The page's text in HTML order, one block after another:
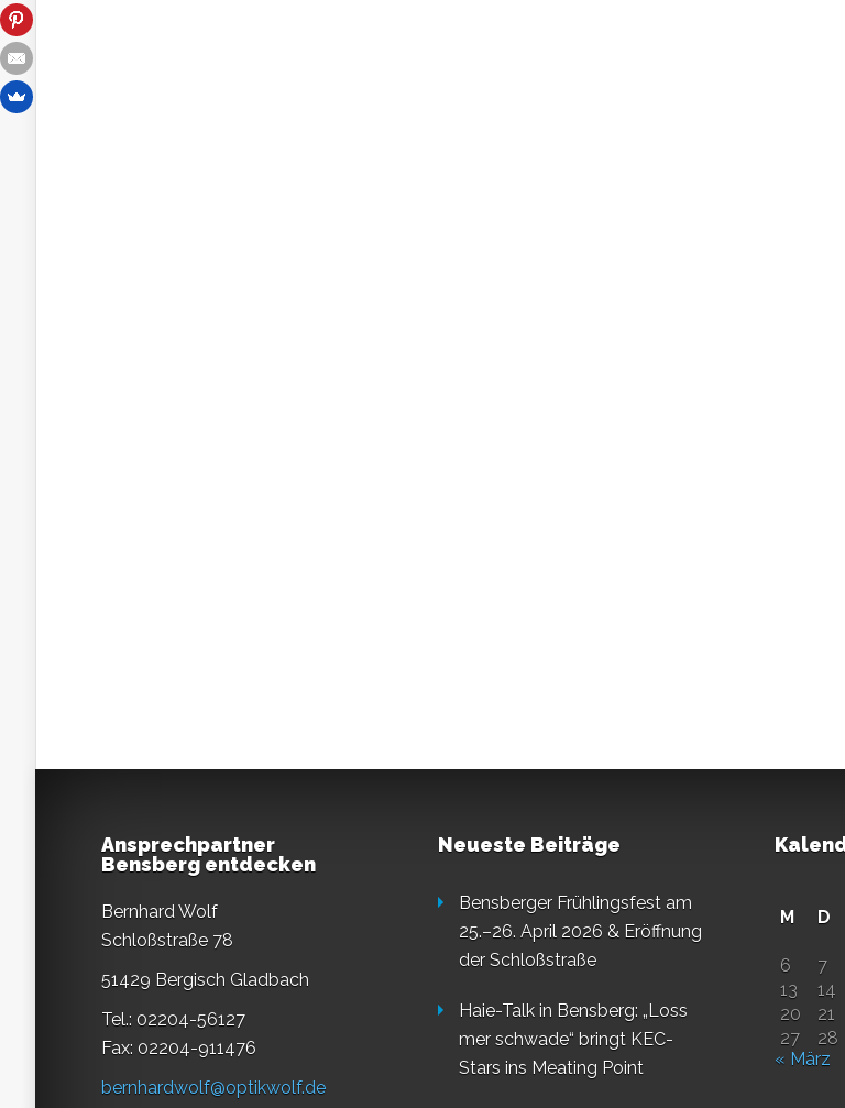
Ansprechpartner
Bensberg entdecken
Bernhard Wolf
Schloßstraße 78
51429 Bergisch Gladbach
Tel.: 02204-56127
Fax: 02204-911476
bernhardwolf@optikwolf.de
Neueste Beiträge
Bensberger Frühlingsfest am
25.–26. April 2026 & Eröffnung
der Schloßstraße
Haie-Talk in Bensberg: „Loss
mer schwade“ bringt KEC-
Stars ins Meating Point
M D
6
7
13
14
20
21
27
28
« März